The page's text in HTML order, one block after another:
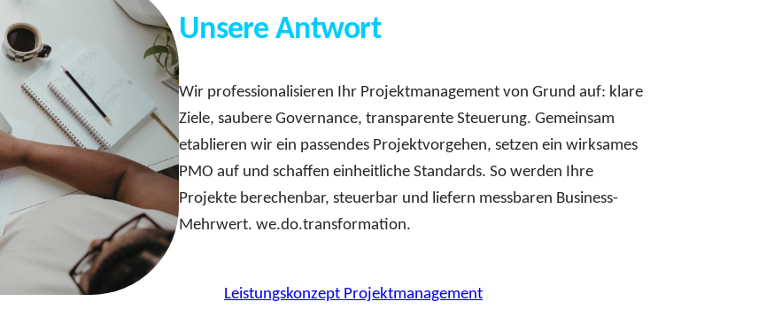
Unsere Antwort
Wir professionalisieren Ihr Projektmanagement von Grund auf: klare
Ziele, saubere Governance, transparente Steuerung. Gemeinsam
etablieren wir ein passendes Projektvorgehen, setzen ein wirksames
PMO auf und schaffen einheitliche Standards. So werden Ihre
Projekte berechenbar, steuerbar und liefern messbaren Business-
Mehrwert. we.do.transformation.
Leistungskonzept Projektmanagement